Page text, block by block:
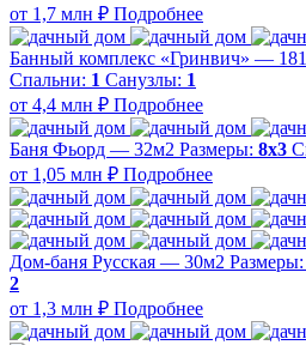
от 1,7 млн ₽ Подробнее
Банный комплекс «Гринвич» —
Спальни: 1 Санузлы: 1
от 4,4 млн ₽ Подробнее
Баня Фьорд — 32м2 Размеры: 8х3
от 1,05 млн ₽ Подробнее
Дом-баня Русская — 30м2 Размеры:
2
от 1,3 млн ₽ Подробнее